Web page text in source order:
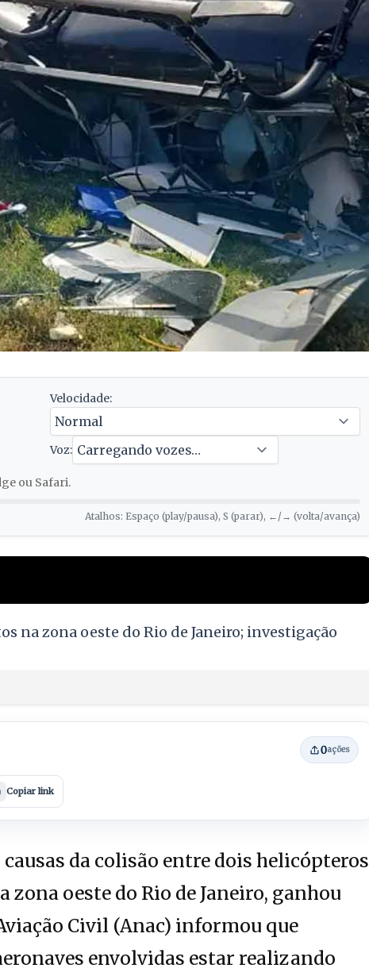
Velocidade:
Voz:
ou Safari.
Atalhos: Espaço (play/pausa), S (parar), ←/→ (volta/avança)
na zona oeste do Rio de Janeiro; investigação
0ações
Copiar link
causas da colisão entre dois helicópteros
oeste do Rio de Janeiro, ganhou
Civil (Anac) informou que
envolvidas estar realizando